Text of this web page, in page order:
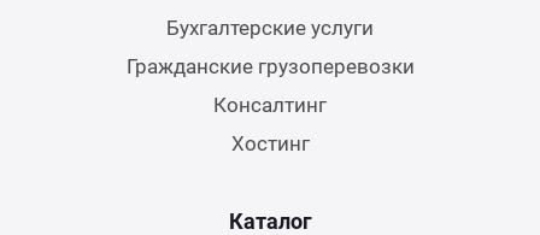
Бухгалтерские услуги
Гражданские грузоперевозки
Консалтинг
Хостинг
Каталог